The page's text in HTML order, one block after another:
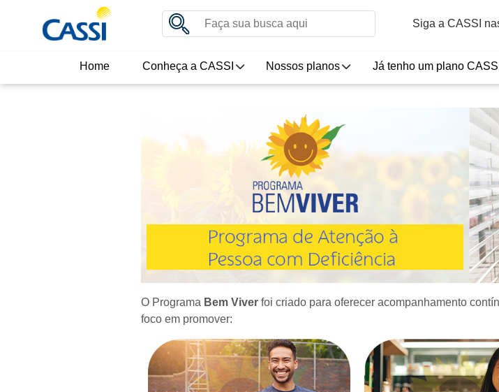
Siga a CASSI
Home Conheça a CASSI Nossos planos Já tenho um plano CASSI
O Programa Bem Viver foi criado para oferecer acompanhamento
foco em promover: